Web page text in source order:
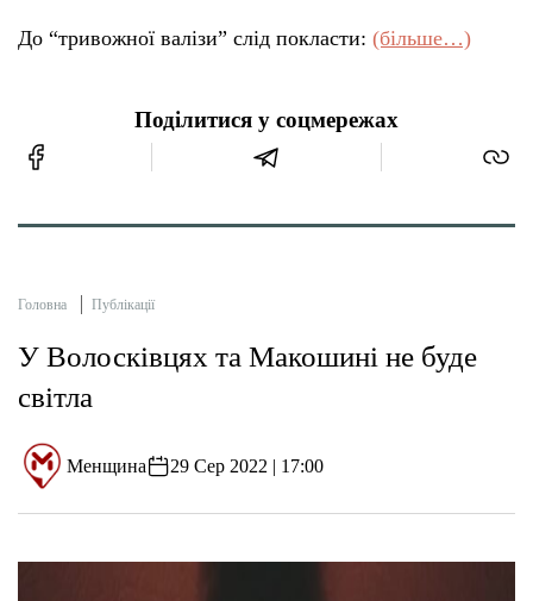
До “тривожної валізи” слід покласти: (більше…)
Поділитися у соцмережах
Головна Публікації
У Волосківцях та Макошині не буде
світла
Менщина 29 Сер 2022 | 17:00